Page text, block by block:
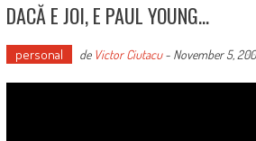
DACĂ E JOI, E PAUL YOUNG…
personal de Victor Ciutacu- November 5,